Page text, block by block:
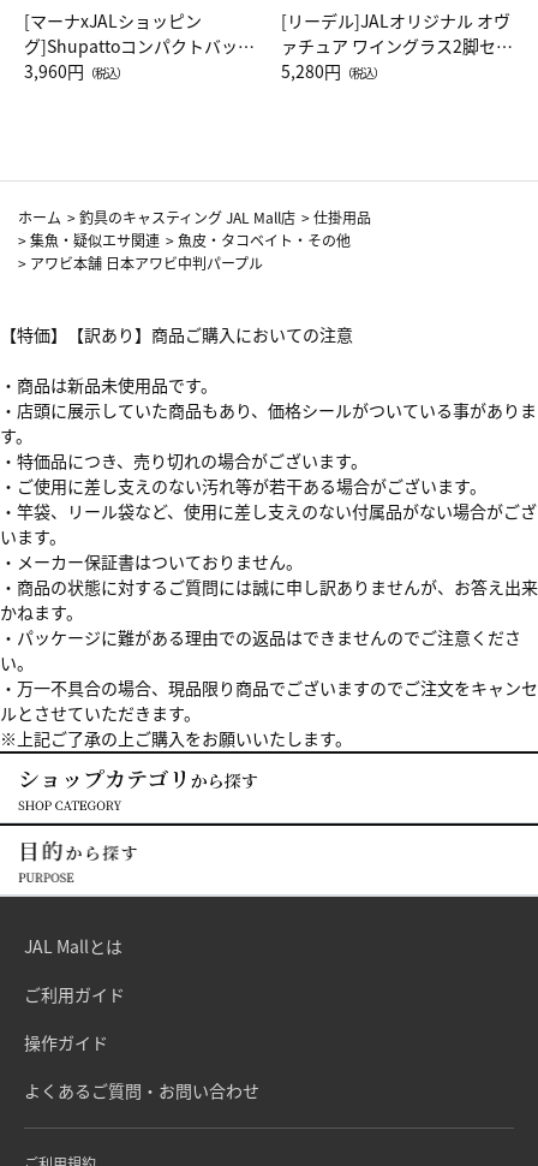
[マーナxJALショッピン
グ]Shupattoコンパクトバッグ
Drop JAL客室乗務員（LC）ス
3,960円 （税込）
[リーデル]JALオリジナル オヴ
ァチュア ワイングラス2脚セッ
ト（レッドワイン）
5,280円 （税込）
ホーム >釣具のキャスティング JAL Mall店 >仕掛用品
>集魚・疑似エサ関連 >魚皮・タコベイト・その他
> アワビ本舗 日本アワビ中判パープル
【特価】【訳あり】商品ご購入においての注意
・商品は新品未使用品です。
・店頭に展示していた商品もあり、価格シールがついている事がありま
す。
・特価品につき、売り切れの場合がございます。
・ご使用に差し支えのない汚れ等が若干ある場合がございます。
・竿袋、リール袋など、使用に差し支えのない付属品がない場合がござ
います。
・メーカー保証書はついておりません。
・商品の状態に対するご質問には誠に申し訳ありませんが、お答え出来
かねます。
・パッケージに難がある理由での返品はできませんのでご注意くださ
い。
・万一不具合の場合、現品限り商品でございますのでご注文をキャンセ
ルとさせていただきます。
※上記ご了承の上ご購入をお願いいたします。
JAL Mallとは
ご利用ガイド
操作ガイド
よくあるご質問・お問い合わせ